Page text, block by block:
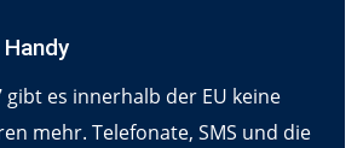
gibt es innerhalb der EU keine
mehr. Telefonate, SMS und die